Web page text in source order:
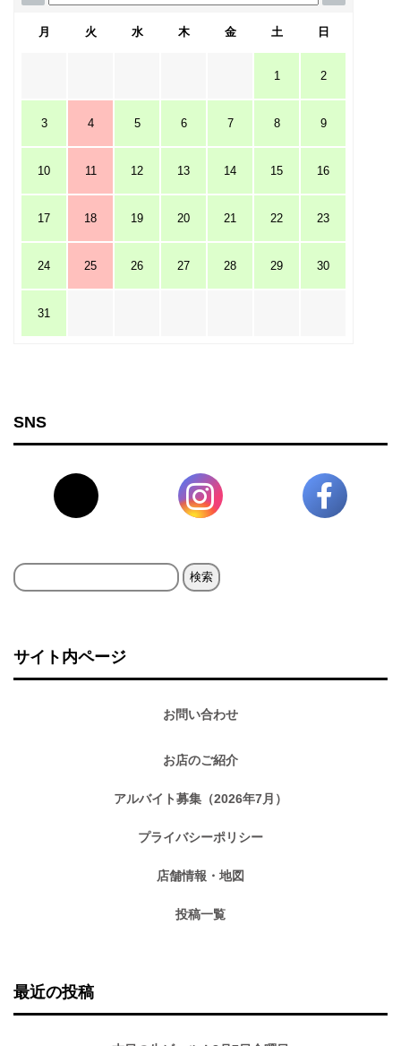
月 火 水 木 金 土 日
1 2
3 4 5 6 7 8 9
10 11 12 13 14 15 16
17 18 19 20 21 22 23
24 25 26 27 28 29 30
31
SNS
検
サイト内ページ
お問い合わせ
お店のご紹介
アルバイト募集（2026年7月）
プライバシーポリシー
店舗情報・地図
投稿一覧
最近の投稿